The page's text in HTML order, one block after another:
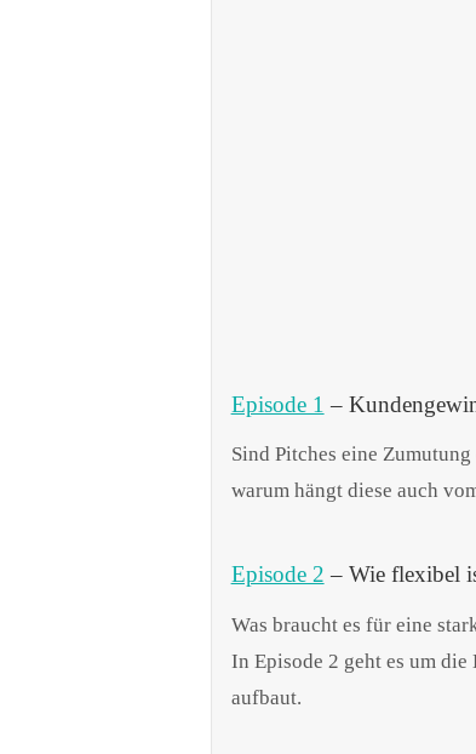
Episode 1 –
Sind Pitches eine
warum hängt diese auch
Episode 2 – Wie flexibel
Was braucht es für eine
In Episode 2 geht es um
aufbaut.